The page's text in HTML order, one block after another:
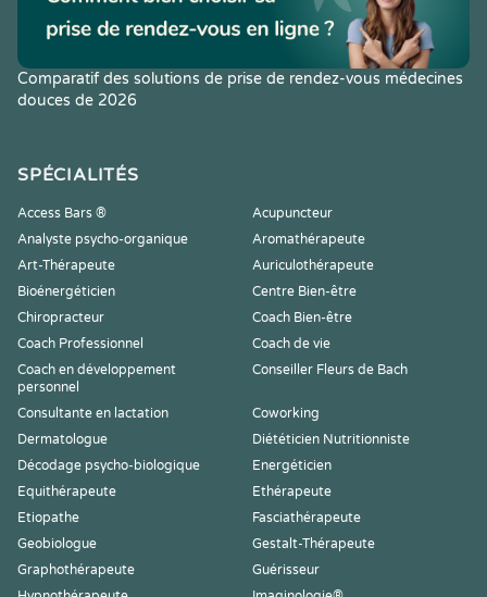
Comparatif des solutions de prise de rendez-vous médecines
douces de 2026
SPÉCIALITÉS
Access Bars ®
Acupuncteur
Analyste psycho-organique
Aromathérapeute
Art-Thérapeute
Auriculothérapeute
Bioénergéticien
Centre Bien-être
Chiropracteur
Coach Bien-être
Coach Professionnel
Coach de vie
Coach en développement
personnel
Conseiller Fleurs de Bach
Consultante en lactation
Coworking
Dermatologue
Diététicien Nutritionniste
Décodage psycho-biologique
Energéticien
Equithérapeute
Ethérapeute
Etiopathe
Fasciathérapeute
Geobiologue
Gestalt-Thérapeute
Graphothérapeute
Guérisseur